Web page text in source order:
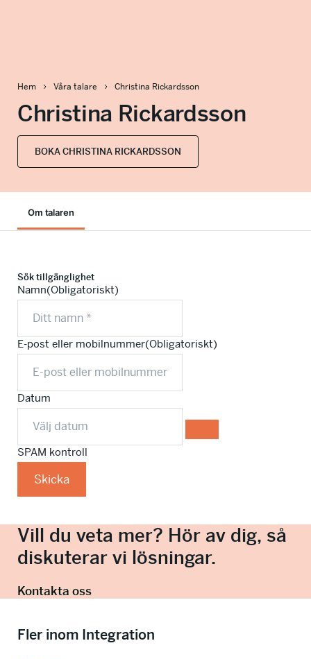
Hem Våra talare Christina Rickardsson
Christina Rickardsson
BOKA CHRISTINA RICKARDSSON
Om talaren
Sök tillgänglighet
Namn(Obligatoriskt)
E-post eller mobilnummer(Obligatoriskt)
Datum
SPAM kontroll
Skicka
Vill du veta mer? Hör av dig, så
diskuterar vi lösningar.
Kontakta oss
Fler inom Integration